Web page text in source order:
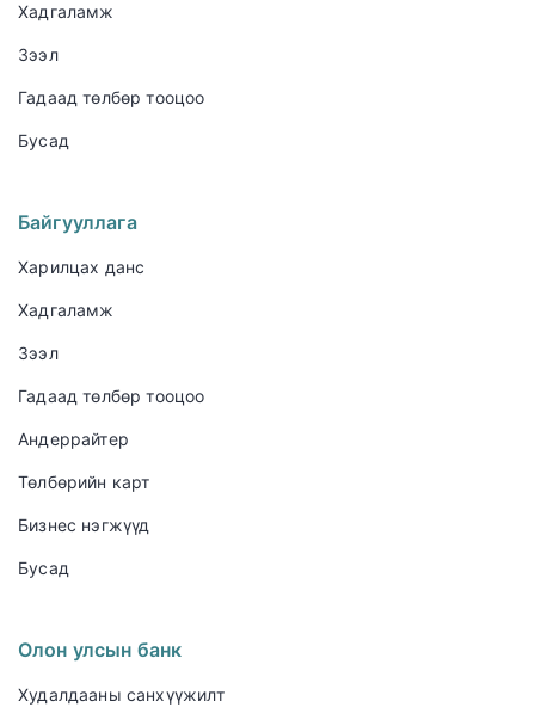
Хадгаламж
Зээл
Гадаад төлбөр тооцоо
Бусад
Байгууллага
Харилцах данс
Хадгаламж
Зээл
Гадаад төлбөр тооцоо
Андеррайтер
Төлбөрийн карт
Бизнес нэгжүүд
Бусад
Олон улсын банк
Худалдааны санхүүжилт